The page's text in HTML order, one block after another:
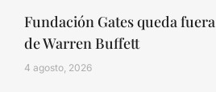
Fundación Gates queda
de Warren Buffett
4 agosto, 2026